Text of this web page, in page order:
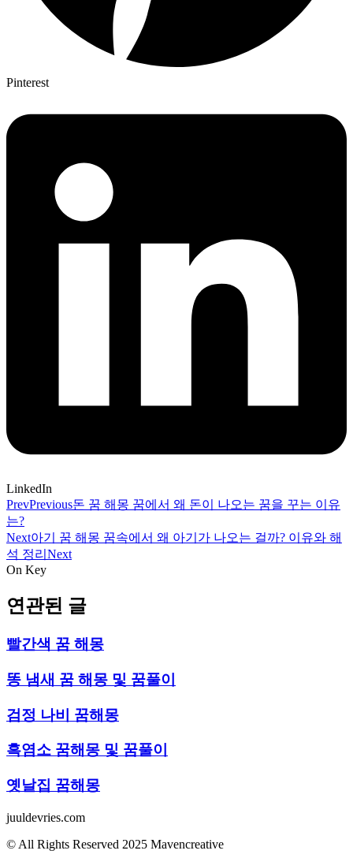
Pinterest
LinkedIn
PrevPrevious돈 꿈 해몽 꿈에서 왜 돈이 나오는 꿈을 꾸는 이유
는?
Next아기 꿈 해몽 꿈속에서 왜 아기가 나오는 걸까? 이유와 해
석 정리 Next
On Key
연관된 글
빨간색 꿈 해몽
똥 냄새 꿈 해몽 및 꿈풀이
검정 나비 꿈해몽
흑염소 꿈해몽 및 꿈풀이
옛날집 꿈해몽
juuldevries.com
© All Rights Reserved 2025 Mavencreative